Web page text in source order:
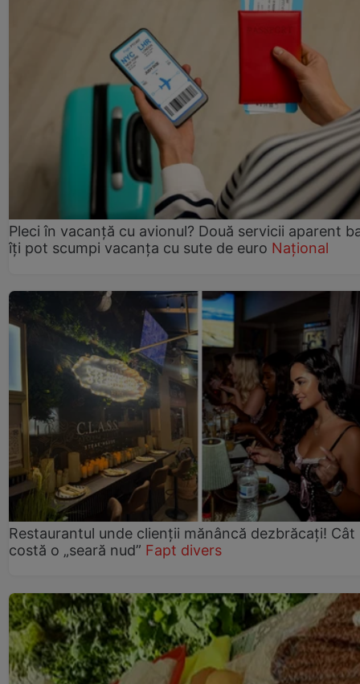
Pleci în vacanță cu avionul? Două servicii aparent
îți pot scumpi vacanța cu sute de euro Național
Restaurantul unde clienții mănâncă dezbrăcați! Cât
costă o „seară nud” Fapt divers